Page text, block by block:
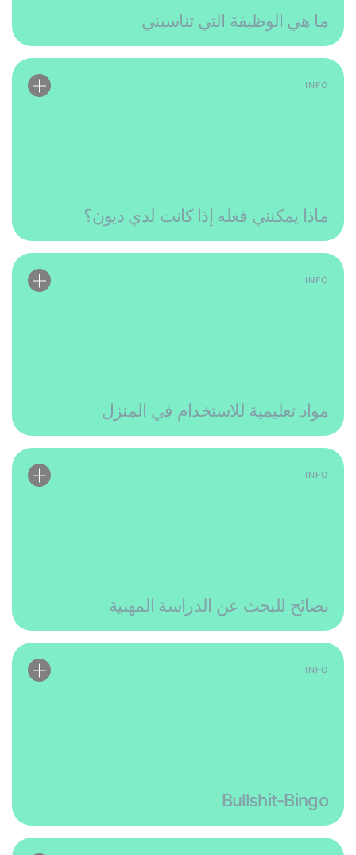
ما هي الوظيفة التي تناسبني
INFO
ماذا يمكنني فعله إذا كانت لدي ديون؟
INFO
مواد تعليمية للاستخدام في المنزل
INFO
نصائح للبحث عن الدراسة المهنية
INFO
Bullshit-Bingo